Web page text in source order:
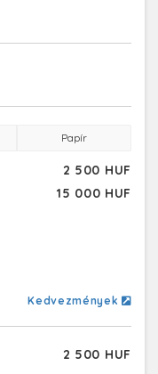
Papír
2 500 HUF
15 000 HUF
Kedvezmények
2 500 HUF